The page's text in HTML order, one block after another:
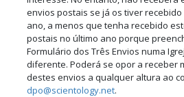
envios postais se já os tiver recebido
ano, a menos que tenha recebido
postais no último ano porque
Formulário dos Três Envios numa
diferente. Poderá se opor a receber
destes envios a qualquer altura ao
dpo@scientology.net.